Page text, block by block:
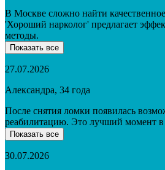
В Москве сложно найти
'Хороший нарколог' предлагает
методы.
Показать все
27.07.2026
Александра, 34 года
После снятия ломки появилась
реабилитацию. Это лучший момент в
Показать все
30.07.2026